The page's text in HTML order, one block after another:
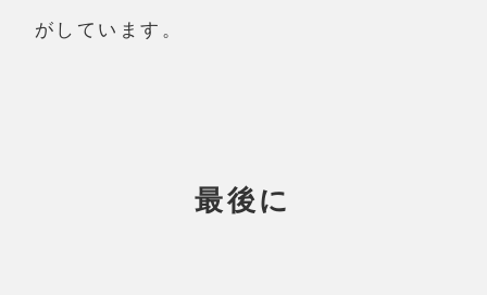
がしています。
最後に